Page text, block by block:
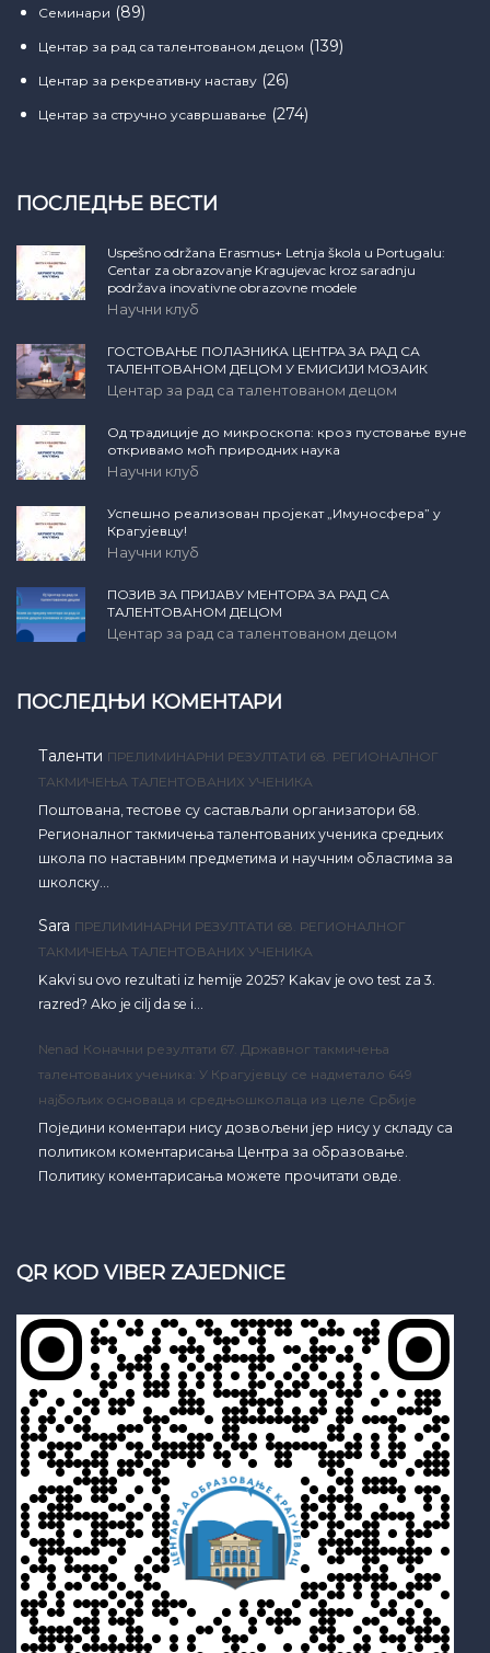
Семинари (89)
Центар за рад са талентованом децом (139)
Центар за рекреативну наставу (26)
Центар за стручно усавршавање (274)
ПОСЛЕДЊЕ ВЕСТИ
Uspešno održana Erasmus+ Letnja škola u Portugalu:
Centar za obrazovanje Kragujevac kroz saradnju
podržava inovativne obrazovne modele
Научни клуб
ГОСТОВАЊЕ ПОЛАЗНИКА ЦЕНТРА ЗА РАД СА
ТАЛЕНТОВАНОМ ДЕЦОМ У ЕМИСИЈИ МОЗАИК
Центар за рад са талентованом децом
Од традиције до микроскопа: кроз пустовање вуне
откривамо моћ природних наука
Научни клуб
Успешно реализован пројекат „Имуносфера” у
Крагујевцу!
Научни клуб
ПОЗИВ ЗА ПРИЈАВУ МЕНТОРА ЗА РАД СА
ТАЛЕНТОВАНОМ ДЕЦОМ
Центар за рад са талентованом децом
ПОСЛЕДЊИ КОМЕНТАРИ
Таленти ПРЕЛИМИНАРНИ РЕЗУЛТАТИ 68. РЕГИОНАЛНОГ
ТАКМИЧЕЊА ТАЛЕНТОВАНИХ УЧЕНИКА
Поштована, тестове су састављали организатори 68.
Регионалног такмичења талентованих ученика средњих
школа по наставним предметима и научним областима за
школску…
Sara ПРЕЛИМИНАРНИ РЕЗУЛТАТИ 68. РЕГИОНАЛНОГ
ТАКМИЧЕЊА ТАЛЕНТОВАНИХ УЧЕНИКА
Kakvi su ovo rezultati iz hemije 2025? Kakav je ovo test za 3.
razred? Ako je cilj da se i…
Nenad Коначни резултати 67. Државног такмичења
талентованих ученика: У Крагујевцу се надметало 649
најбољих основаца и средњошколаца из целе Србије
Поједини коментари нису дозвољени јер нису у складу са
политиком коментарисања Центра за образовање.
Политику коментарисања можете прочитати овде.
QR KOD VIBER ZAJEDNICE